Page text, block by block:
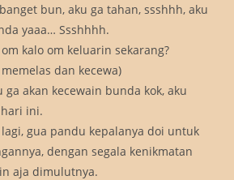
bun, aku ga tahan, ssshhh, aku
yaaa… Ssshhhh.
kalo om keluarin sekarang?
dan kecewa)
ga akan kecewain bunda kok, aku
ini.
gua pandu kepalanya doi untuk
dengan segala kenikmatan
aja dimulutnya.